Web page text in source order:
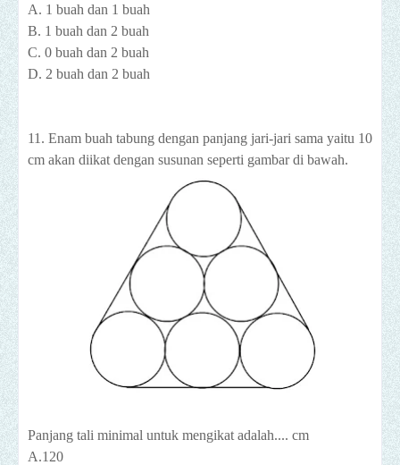
A. 1 buah dan 1 buah
B. 1 buah dan 2 buah
C. 0 buah dan 2 buah
D. 2 buah dan 2 buah
11. Enam buah tabung dengan panjang jari-jari sama yaitu 10
cm akan diikat dengan susunan seperti gambar di bawah.
Panjang tali minimal untuk mengikat adalah.... cm
A.120